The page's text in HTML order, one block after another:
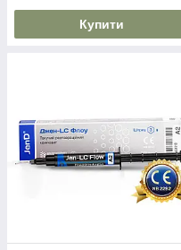
Купити